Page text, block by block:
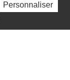
Personnaliser